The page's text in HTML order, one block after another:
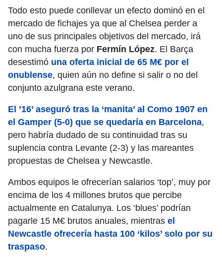
Todo esto puede conllevar un efecto dominó en el
mercado de fichajes ya que al Chelsea perder a
uno de sus principales objetivos del mercado, irá
con mucha fuerza por Fermín López. El Barça
desestimó una oferta inicial de 65 M€ por el
onublense, quien aún no define si salir o no del
conjunto azulgrana este verano.
El ’16’ aseguró tras la ‘manita’ al Como 1907 en
el Gamper (5-0) que se quedaría en Barcelona,
pero habría dudado de su continuidad tras su
suplencia contra Levante (2-3) y las mareantes
propuestas de Chelsea y Newcastle.
Ambos equipos le ofrecerían salarios ‘top’, muy por
encima de los 4 millones brutos que percibe
actualmente en Catalunya. Los ‘blues’ podrían
pagarle 15 M€ brutos anuales, mientras el
Newcastle ofrecería hasta 100 ‘kilos’ solo por su
traspaso.